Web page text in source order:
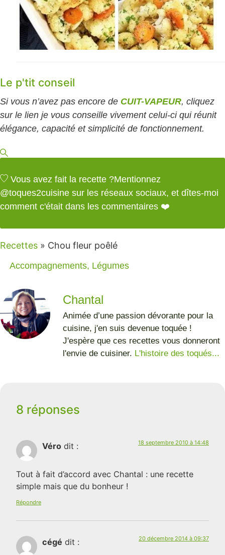
Le p'tit conseil
Si vous n’avez pas encore de CUIT-VAPEUR, cliquez
sur le lien je vous conseille vivement celui-ci qui réunit
élégance, capacité et simplicité de fonctionnement.
Vous avez fait la recette ?Mentionnez
@toques2cuisine sur les réseaux sociaux, et dîtes-moi
comment c'était dans les commentaires ❤️
Recettes » Chou fleur poêlé
Accompagnements, Légumes
Chantal
Animée d’une passion dévorante pour la
cuisine, j'en suis devenue toquée !
J'espère que ces recettes vous donneront
l'envie de cuisiner. L'histoire des toqués...
8 réponses
Véro dit : 18 septembre 2010 à 14:48
Tout à fait d’accord avec Chantal : une recette
simple mais que du bonheur !
Répondre
cégé dit : 20 décembre 2014 à 09:37